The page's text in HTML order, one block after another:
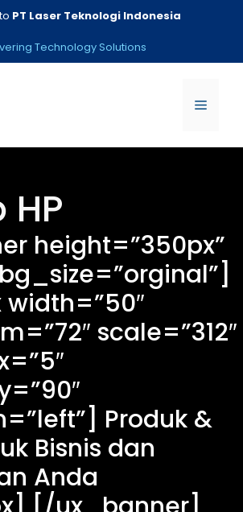
PT Laser Teknologi Indonesia
Technology Solutions
Menu
height=”350px”
scale=”312″
Produk &
Bisnis dan
Anda